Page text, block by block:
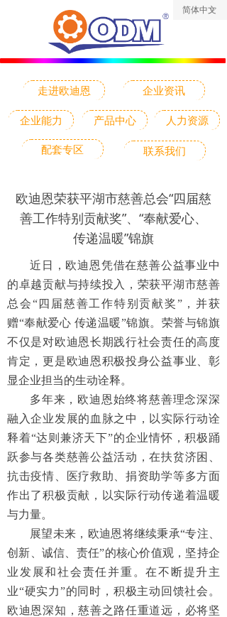
走进欧迪恩
人力资源
企业资讯
联系我们
企业能力
配套专区
ꀅ
简体中文
产品中心
欧迪恩荣获平湖市慈善总会“四届慈
善工作特别贡献奖”、“奉献爱心、
传递温暖”锦旗
近日，欧迪恩凭借在慈善公益事业中
的卓越贡献与持续投入，荣获平湖市慈善
总会“四届慈善工作特别贡献奖”，并获
赠“奉献爱心 传递温暖”锦旗。荣誉与锦旗
不仅是对欧迪恩长期践行社会责任的高度
肯定，更是欧迪恩积极投身公益事业、彰
显企业担当的生动诠释。
多年来，欧迪恩始终将慈善理念深深
融入企业发展的血脉之中，以实际行动诠
释着“达则兼济天下”的企业情怀，积极踊
跃参与各类慈善公益活动，在扶贫济困、
抗击疫情、医疗救助、捐资助学等多方面
作出了积极贡献，以实际行动传递着温暖
与力量。
展望未来，欧迪恩将继续秉承“专注、
创新、诚信、责任”的核心价值观，坚持企
业发展和社会责任并重。在不断提升主
业“硬实力”的同时，积极主动回馈社会。
欧迪恩深知，慈善之路任重道远，必将坚